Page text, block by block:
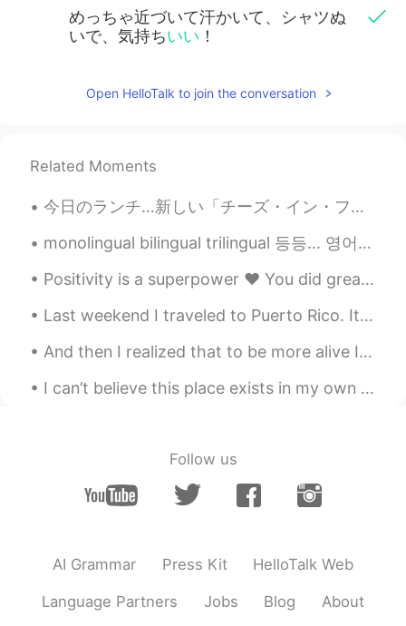
めっちゃ近づいて汗かいて、シャツぬ
いで、気持ちいい ！
さすが俺のファン笑 ずっとおとなしく涼
でもトシバちゃんコロナで家にこもっ
てマルマルなったわ。
でもト ウ
シバちゃんコロナで家にこも
ってまんまるになったわ。
いつも優しくて、モンク 言わないから
許す。
許す。
EN
Open HelloTalk to join the conversation
Related Moments
今日のランチ…新しい「チーズ・イン・ファミチキ」を試してみた。 美味しいですけど…本当のチーズですか？🤔 明日、今日よりもヘルシーランチを食べます…心配しないでください😅 Today's l...
monolingual bilingual trilingual 등등... 영어 원어민들도 이 단어들을 자꾸 잘못 사용해요. 예를 들어, "bilingual"는 두 개 언어를 할...
Positivity is a superpower ❤ You did great today. Tomorrow is a new day 💪☀ Tonight take care of ...
Last weekend I traveled to Puerto Rico. It is a small island off the US eastern coast. It felt li...
And then I realized that to be more alive I had to be less afraid so I did it… I lost my fear and...
I can’t believe this place exists in my own country. 😍 It is good to explore your own backyard! 🇬🇧
Follow us
AI Grammar Press Kit HelloTalk Web
Language Partners Jobs Blog About